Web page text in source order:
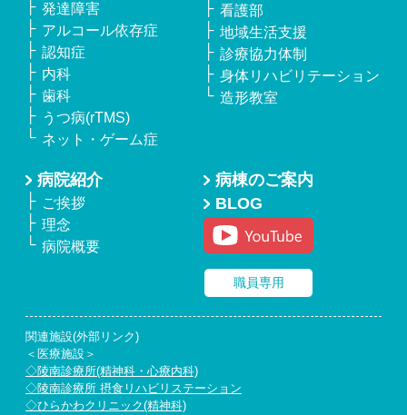
発達障害
アルコール依存症
認知症
内科
歯科
うつ病(rTMS)
ネット・ゲーム症
看護部
地域生活支援
診療協力体制
身体リハビリテーション
造形教室
病院紹介
ご挨拶
理念
病院概要
病棟のご案内
BLOG
職員専用
関連施設(外部リンク)
＜医療施設＞
◇陵南診療所(精神科・心療内科)
◇陵南診療所 摂食リハビリステーション
◇ひらかわクリニック(精神科)